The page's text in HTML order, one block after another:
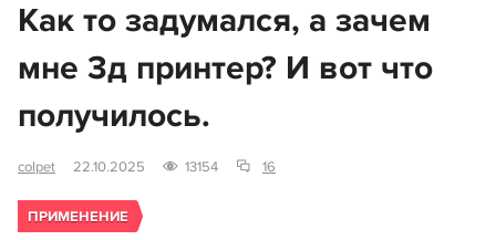
Как то задумался, а зачем
мне 3д принтер? И вот что
получилось.
colpet 22.10.2025 13154 16
ПРИМЕНЕНИЕ